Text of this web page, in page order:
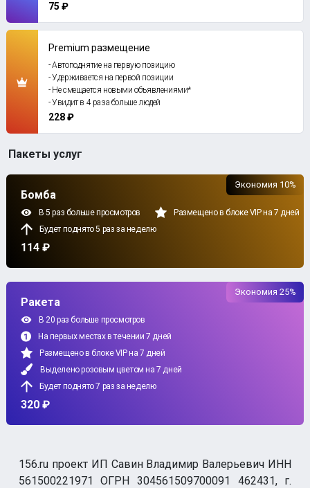
75 ₽
Premium размещение
- Автоподнятие на первую позицию
- Удерживается на первой позиции
- Не смещается новыми объявлениями*
- Увидит в 4 раза больше людей
228 ₽
Пакеты услуг
Бомба
В 5 раз больше просмотров
Размещено в блоке VIP на 7 дней
Будет поднято 5 раз за неделю
114 ₽
Экономия 10%
Ракета
В 20 раз больше просмотров
На первых местах в течении 7 дней
Размещено в блоке VIP на 7 дней
Выделено розовым цветом на 7 дней
Будет поднято 7 раз за неделю
320 ₽
Экономия 25%
156.ru проект ИП Савин Владимир Валерьевич ИНН
561500221971 ОГРН 304561509700091 462431, г.